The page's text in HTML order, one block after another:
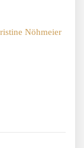
Nöhmeier